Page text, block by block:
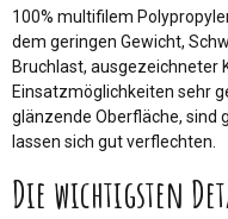
100% multifilem
dem geringen Gewicht,
Bruchlast, ausgezeichneter
Einsatzmöglichkeiten sehr
glänzende Oberfläche, sind
lassen sich gut verflechten.
Die wichtigsten